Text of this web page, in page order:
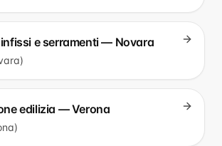
e serramenti — Novara
edilizia — Verona